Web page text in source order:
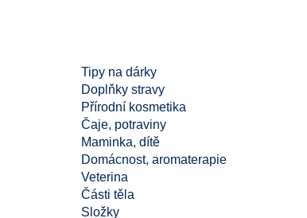
Tipy na dárky
Doplňky stravy
Přírodní kosmetika
Čaje, potraviny
Maminka, dítě
Domácnost, aromaterapie
Veterina
Části těla
Složky